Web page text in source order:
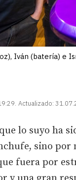
Iván (batería) e
Actualizado:
lo suyo ha
sino
fuera por